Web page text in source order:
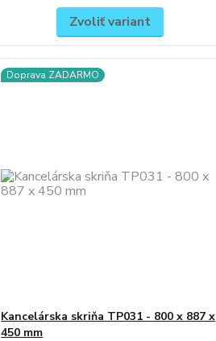
Zvoliť variant
Doprava ZADARMO
Kancelárska skriňa TP031 - 800 x 887 x
450 mm